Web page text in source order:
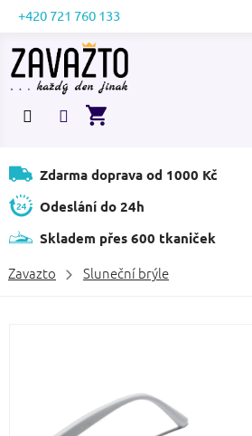
Přejít
obsah
+420 721 760 133
NÁKUPNÍ
Zdarma doprava od 1000 Kč
Odeslání do 24h
Skladem přes 600 tkaniček
Zavazto Sluneční brýle